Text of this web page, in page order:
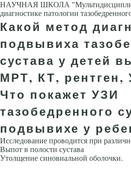
НАУЧНАЯ ШКОЛА
диагностике патологии
Какой метод
подвывиха
сустава у детей
МРТ, КТ, рентген,
Что покажет УЗИ
тазобедренного
подвывихе у
Исследование проводится при
Выпот в полости сустава
Утолщение синовиальной оболочки.